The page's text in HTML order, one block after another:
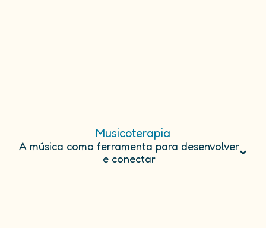
Musicoterapia
A música como ferramenta para desenvolver
e conectar